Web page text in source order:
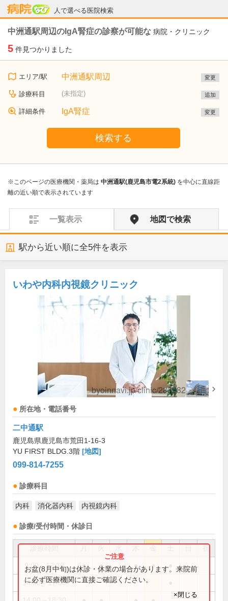
人で選べる医院検索
病院なび
中洲通駅周辺のIgA腎症の診察が可能な 病院・クリニック
5 件見つかりました
エリア/駅 中洲通駅周辺 変更
診療科目 (未指定) 追加
詳細条件 IgA腎症 変更
検索する
※このページの医療機関・薬局は 中洲通駅(鹿児島市電2系統) を中心に直線距
離の近い順で表示されています
一覧表示 地図で検索
駅から近い順に全5件を表示
いわや内科内視鏡クリニック
所在地・電話番号
二中通駅
鹿児島県鹿児島市荒田1-16-3
YU FIRST BLDG.3階 [地図]
099-814-7255
診療科目
内科 消化器内科 内視鏡内科
診療/受付時間・休診日
祝
9:00～12:30 ● ● ● ●
14:00～17:00
お盆(8月中旬)は休診・休業の場合があります。来院前
に必ず医療機関に直接ご確認ください。
×閉じる